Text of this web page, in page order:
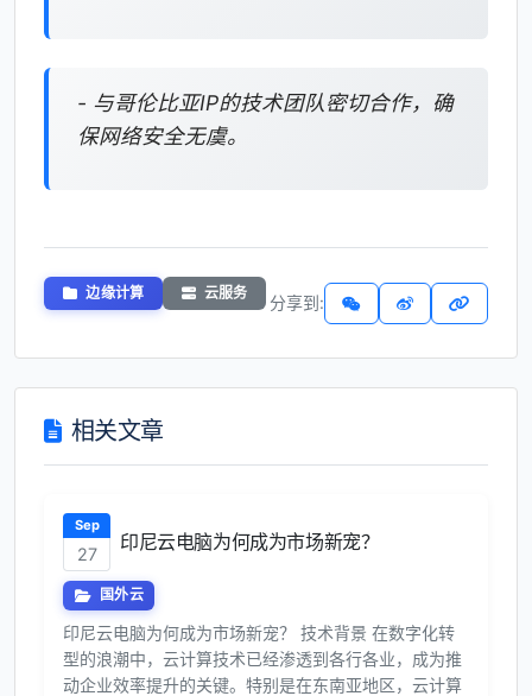
- 与哥伦比亚IP的技术团队密切合作，确
保网络安全无虞。
边缘计算 云服务 分享到:
相关文章
Sep
27
印尼云电脑为何成为市场新宠？
国外云
印尼云电脑为何成为市场新宠？ 技术背景 在数字化转
型的浪潮中，云计算技术已经渗透到各行各业，成为推
动企业效率提升的关键。特别是在东南亚地区，云计算